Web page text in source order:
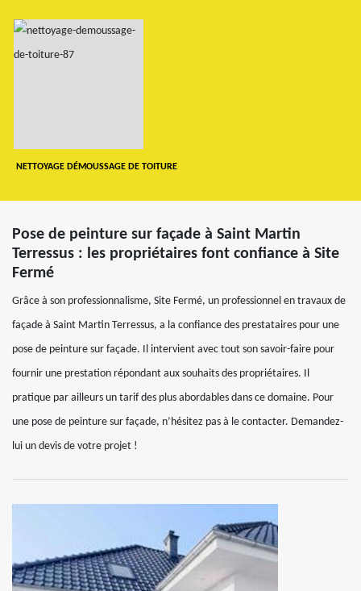
NETTOYAGE DÉMOUSSAGE DE TOITURE
Pose de peinture sur façade à Saint Martin
Terressus : les propriétaires font confiance à Site
Fermé
Grâce à son professionnalisme, Site Fermé, un professionnel en travaux de
façade à Saint Martin Terressus, a la confiance des prestataires pour une
pose de peinture sur façade. Il intervient avec tout son savoir-faire pour
fournir une prestation répondant aux souhaits des propriétaires. Il
pratique par ailleurs un tarif des plus abordables dans ce domaine. Pour
une pose de peinture sur façade, n’hésitez pas à le contacter. Demandez-
lui un devis de votre projet !